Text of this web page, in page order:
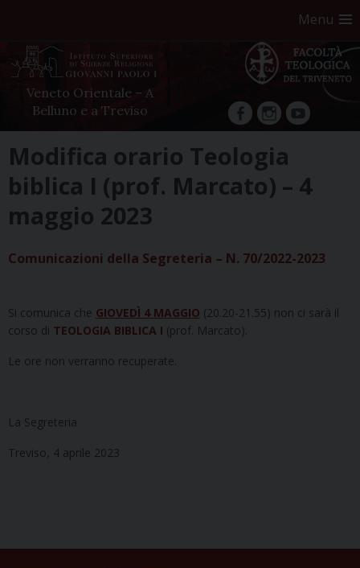
Menu
Veneto Orientale – A
Belluno e a Treviso
facebookInstagram
YouTube
content
Modifica orario Teologia
biblica I (prof. Marcato) – 4
maggio 2023
Comunicazioni della Segreteria – N. 70/2022-2023
Si comunica che GIOVEDÌ 4 MAGGIO (20.20-21.55) non ci sarà il
corso di TEOLOGIA BIBLICA I (prof. Marcato).
Le ore non verranno recuperate.
La Segreteria
Treviso, 4 aprile 2023